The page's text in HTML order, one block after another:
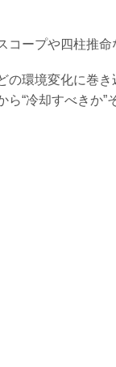
コープや四柱推
の環境変化に巻
“冷却すべきか”